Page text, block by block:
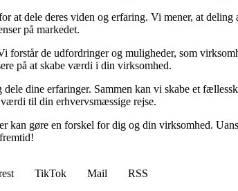
at dele deres viden og erfaring. Vi mener, at
på markedet.
forstår de udfordringer og muligheder, som
på at skabe værdi i din virksomhed.
dine erfaringer. Sammen kan vi skabe et
til din erhvervsmæssige rejse.
kan gøre en forskel for dig og din virksomhed.
TikTok Mail
RSS